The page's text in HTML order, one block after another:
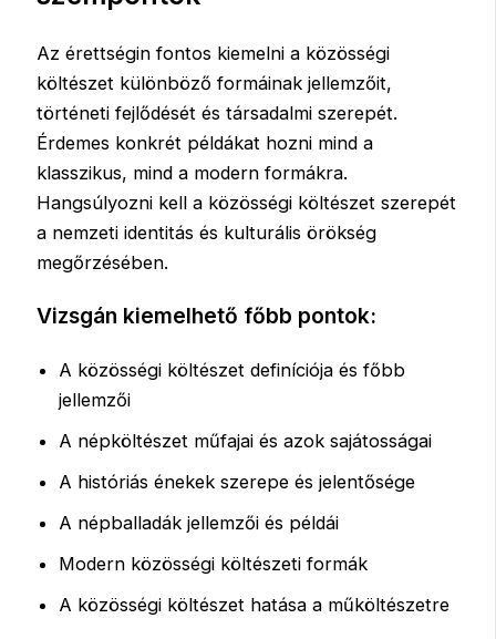
Az érettségin fontos kiemelni a közösségi
költészet különböző formáinak jellemzőit,
történeti fejlődését és társadalmi szerepét.
Érdemes konkrét példákat hozni mind a
klasszikus, mind a modern formákra.
Hangsúlyozni kell a közösségi költészet szerepét
a nemzeti identitás és kulturális örökség
megőrzésében.
Vizsgán kiemelhető főbb pontok:
A közösségi költészet definíciója és főbb
jellemzői
A népköltészet műfajai és azok sajátosságai
A históriás énekek szerepe és jelentősége
A népballadák jellemzői és példái
Modern közösségi költészeti formák
A közösségi költészet hatása a műköltészetre